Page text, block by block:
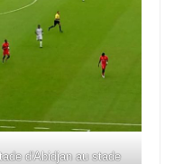
d'Abidjan au stade